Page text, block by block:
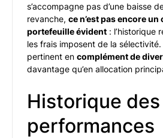
s’accompagne pas d’une baisse
revanche, ce n’est pas encore
portefeuille évident : l’historique
les frais imposent de la
pertinent en complément de
davantage qu’en allocation
Historique des
performances